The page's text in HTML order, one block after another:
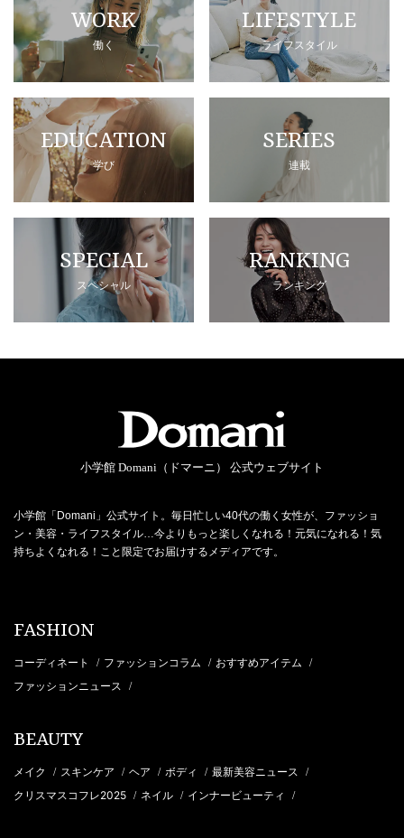
WORK
働く
LIFESTYLE
ライフスタイル
EDUCATION
学び
SERIES
連載
SPECIAL
スペシャル
RANKING
ランキング
小学館 Domani（ドマーニ） 公式ウェブサイト
小学館「Domani」公式サイト。毎日忙しい40代の働く女性が、ファッショ
ン・美容・ライフスタイル…今よりもっと楽しくなれる！元気になれる！気
持ちよくなれる！こと限定でお届けするメディアです。
FASHION
コーディネート / ファッションコラム / おすすめアイテム /
ファッションニュース /
BEAUTY
メイク / スキンケア / ヘア / ボディ / 最新美容ニュース /
クリスマスコフレ2025 / ネイル / インナービューティ /